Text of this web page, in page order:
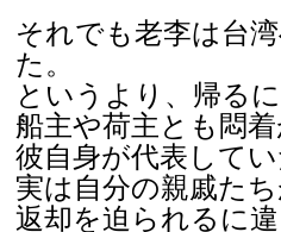
それでも老李は台
た。
というより、帰る
船主や荷主とも悶
彼自身が代表して
実は自分の親戚た
返却を迫られるに